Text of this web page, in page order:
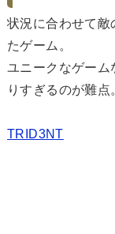
状況に合わせて敵
たゲーム。
ユニークなゲーム
りすぎるのが難点
TRID3NT